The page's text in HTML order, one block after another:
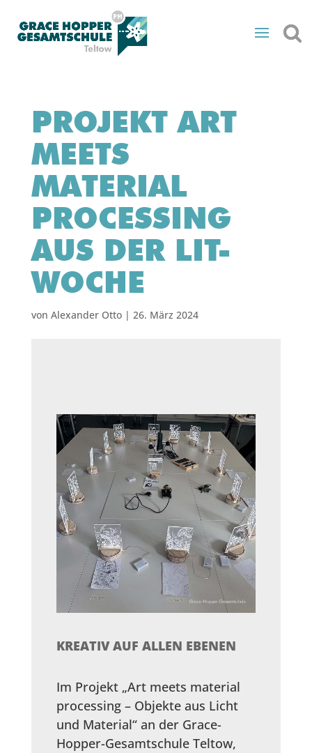
PROJEKT ART
MEETS
MATERIAL
PROCESSING
AUS DER LIT-
WOCHE
von Alexander Otto| 26. März 2024
KREATIV AUF ALLEN EBENEN
Im Projekt „Art meets material
processing – Objekte aus Licht
und Material“ an der Grace-
Hopper-Gesamtschule Teltow,